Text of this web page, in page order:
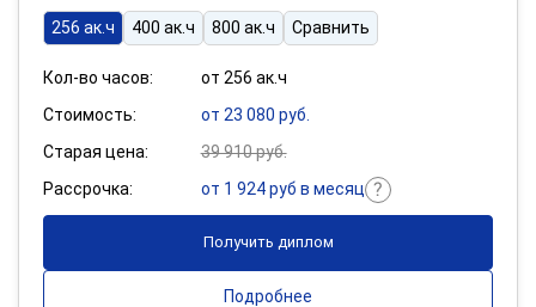
256 ак.ч
400 ак.ч 800 ак.ч Сравнить
Кол-во часов:
от 256 ак.ч
Стоимость:
от 23 080 руб.
Старая цена:
39 910 руб.
Рассрочка:
от 1 924 руб в месяц
Получить диплом
Подробнее